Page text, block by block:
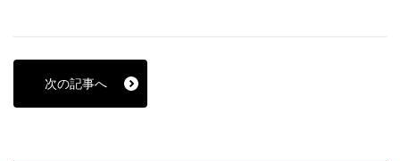
次の記事へ